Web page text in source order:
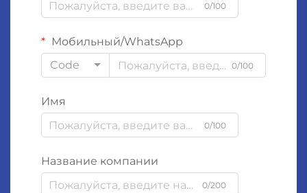
0/100
Мобильный/WhatsApp
Code
0/100
Имя
0/100
Название компании
0/200